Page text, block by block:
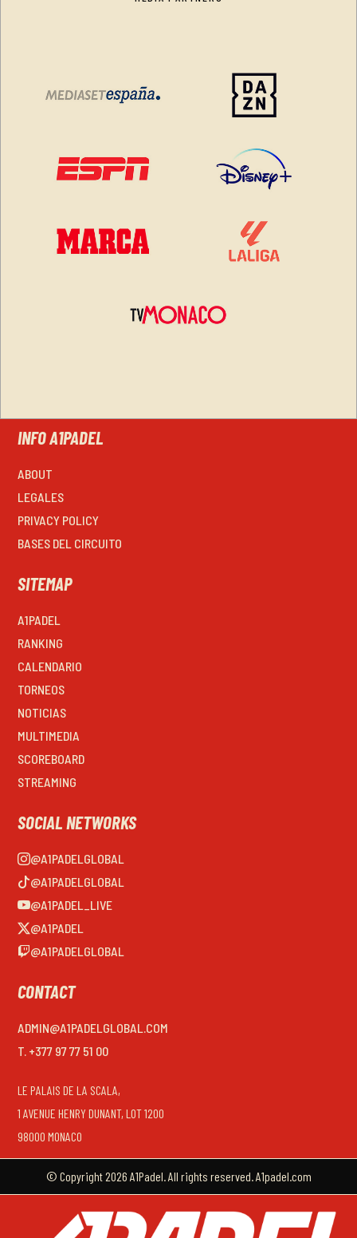
INFO A1PADEL
ABOUT
LEGALES
PRIVACY POLICY
BASES DEL CIRCUITO
SITEMAP
A1PADEL
RANKING
CALENDARIO
TORNEOS
NOTICIAS
MULTIMEDIA
SCOREBOARD
STREAMING
SOCIAL NETWORKS
@A1PADELGLOBAL
@A1PADELGLOBAL
@A1PADEL_LIVE
@A1PADEL
@A1PADELGLOBAL
CONTACT
ADMIN@A1PADELGLOBAL.COM
T. +377 97 77 51 00
LE PALAIS DE LA SCALA,
1 AVENUE HENRY DUNANT, LOT 1200
98000 MONACO
© Copyright 2026 A1Padel. All rights reserved. A1padel.com